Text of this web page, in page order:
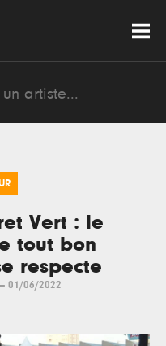
Vert : le
tout bon
respecte
-- 01/06/2022